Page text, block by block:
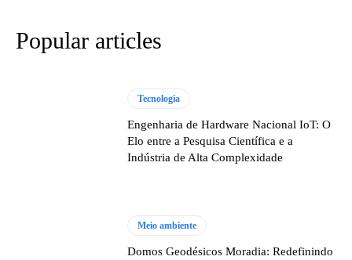
Popular articles
Tecnologia
Engenharia de Hardware Nacional IoT: O
Elo entre a Pesquisa Científica e a
Indústria de Alta Complexidade
Meio ambiente
Domos Geodésicos Moradia: Redefinindo